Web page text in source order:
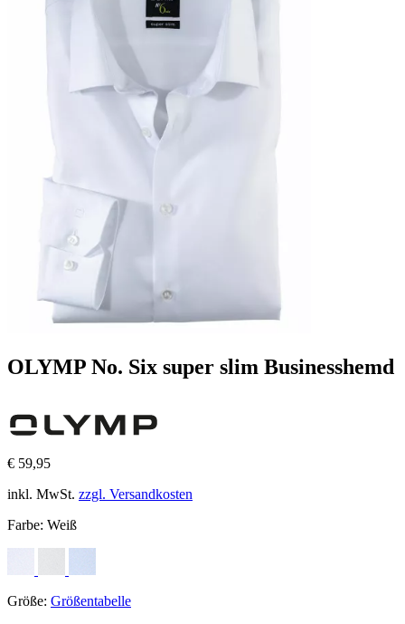
OLYMP No. Six super slim Businesshemd
€ 59,95
inkl. MwSt. zzgl. Versandkosten
Farbe: Weiß
Größe: Größentabelle